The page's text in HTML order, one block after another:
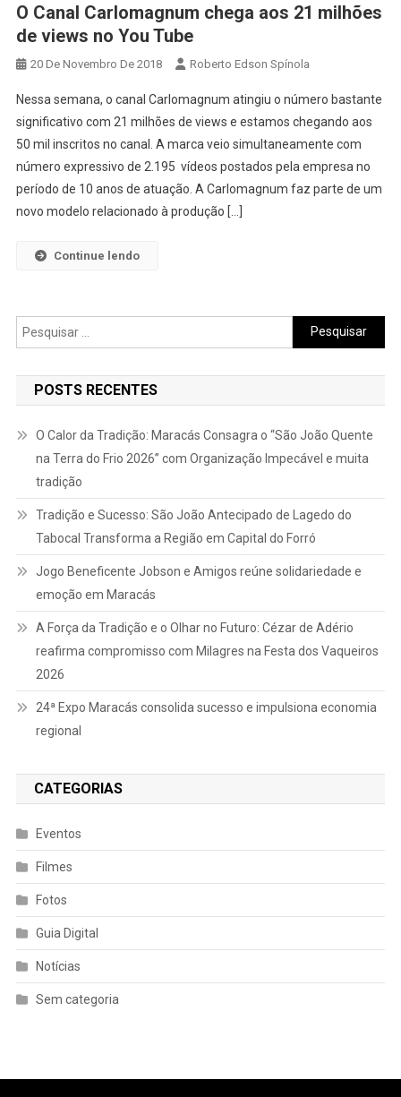
O Canal Carlomagnum chega aos 21 milhões
de views no You Tube
20 De Novembro De 2018 Roberto Edson Spínola
Nessa semana, o canal Carlomagnum atingiu o número bastante
significativo com 21 milhões de views e estamos chegando aos
50 mil inscritos no canal. A marca veio simultaneamente com
número expressivo de 2.195 vídeos postados pela empresa no
período de 10 anos de atuação. A Carlomagnum faz parte de um
novo modelo relacionado à produção […]
Continue lendo
Pesquisar
por:
POSTS RECENTES
O Calor da Tradição: Maracás Consagra o “São João Quente
na Terra do Frio 2026” com Organização Impecável e muita
tradição
Tradição e Sucesso: São João Antecipado de Lagedo do
Tabocal Transforma a Região em Capital do Forró
Jogo Beneficente Jobson e Amigos reúne solidariedade e
emoção em Maracás
A Força da Tradição e o Olhar no Futuro: Cézar de Adério
reafirma compromisso com Milagres na Festa dos Vaqueiros
2026
24ª Expo Maracás consolida sucesso e impulsiona economia
regional
CATEGORIAS
Eventos
Filmes
Fotos
Guia Digital
Notícias
Sem categoria